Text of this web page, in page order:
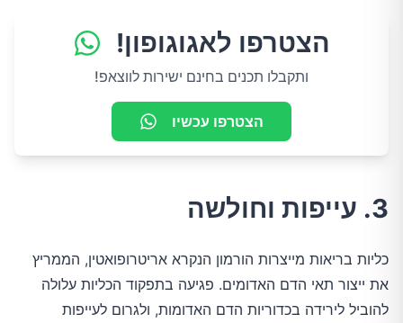
הצטרפו לאגוגופון!
ותקבלו תכנים בחינם ישירות לווצאפ!
הצטרפו עכשיו
3. עייפות וחולשה
כליות בריאות מייצרות הורמון הנקרא אריטרופואטין, הממריץ
את ייצור תאי הדם האדומים. פגיעה בתפקוד הכליות עלולה
להוביל לירידה בכדוריות הדם האדומות, ולגרום לעייפות